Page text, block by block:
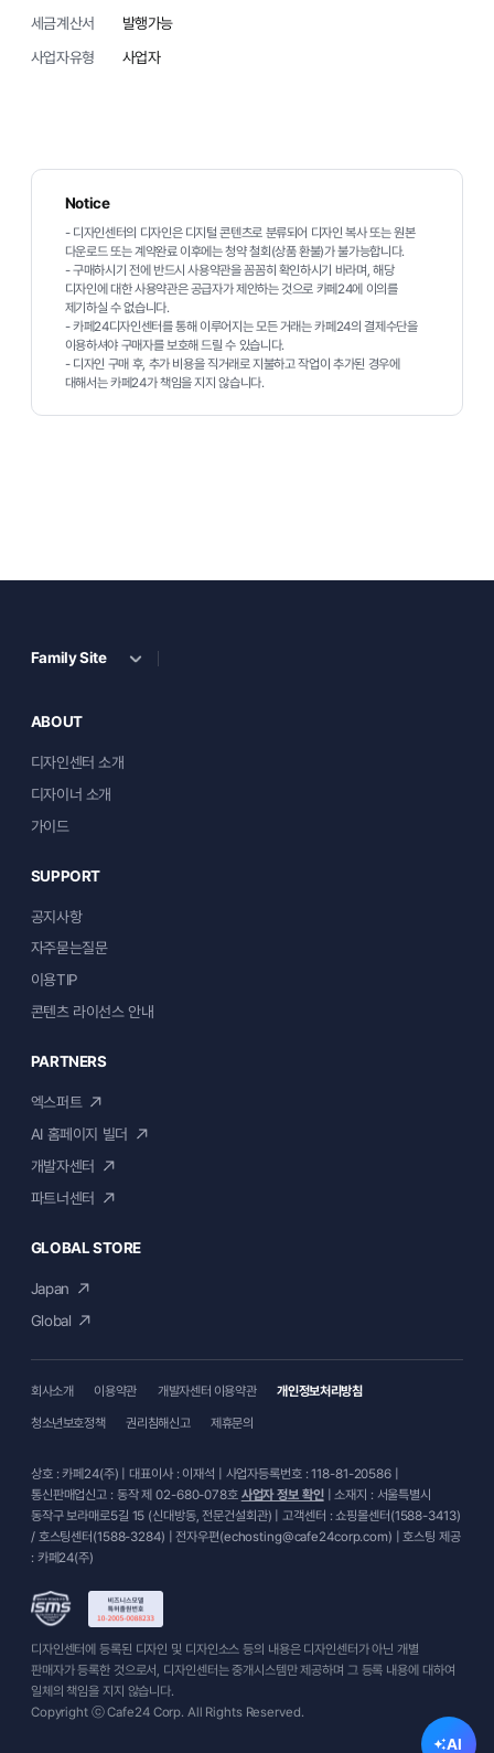
세금계산서
발행가능
사업자유형
사업자
Notice
- 디자인센터의 디자인은 디지털 콘텐츠로 분류되어 디자인 복사 또는 원본
다운로드 또는 계약완료 이후에는 청약 철회(상품 환불)가 불가능합니다.
- 구매하시기 전에 반드시 사용약관을 꼼꼼히 확인하시기 바라며, 해당
디자인에 대한 사용약관은 공급자가 제안하는 것으로 카페24에 이의를
제기하실 수 없습니다.
- 카페24디자인센터를 통해 이루어지는 모든 거래는 카페24의 결제수단을
이용하셔야 구매자를 보호해 드릴 수 있습니다.
- 디자인 구매 후, 추가 비용을 직거래로 지불하고 작업이 추가된 경우에
대해서는 카페24가 책임을 지지 않습니다.
Family Site
ABOUT
디자인센터 소개
디자이너 소개
가이드
SUPPORT
공지사항
자주묻는질문
이용TIP
콘텐츠 라이선스 안내
PARTNERS
엑스퍼트
AI 홈페이지 빌더
개발자센터
파트너센터
GLOBAL STORE
Japan
Global
회사소개 이용약관 개발자센터 이용약관 개인정보처리방침
청소년보호정책 권리침해신고 제휴문의
상호 : 카페24(주) | 대표이사 : 이재석 | 사업자등록번호 : 118-81-20586 |
통신판매업신고 : 동작 제 02-680-078호 사업자 정보 확인| 소재지 : 서울특별시
동작구 보라매로5길 15 (신대방동, 전문건설회관) | 고객센터 : 쇼핑몰센터(1588-3413)
/ 호스팅센터(1588-3284) | 전자우편(echosting@cafe24corp.com) | 호스팅 제공
: 카페24(주)
디자인센터에 등록된 디자인 및 디자인소스 등의 내용은 디자인센터가 아닌 개별
판매자가 등록한 것으로서, 디자인센터는 중개시스템만 제공하며 그 등록 내용에 대하여
일체의 책임을 지지 않습니다.
Copyright ⓒ Cafe24 Corp. All Rights Reserved.
AI